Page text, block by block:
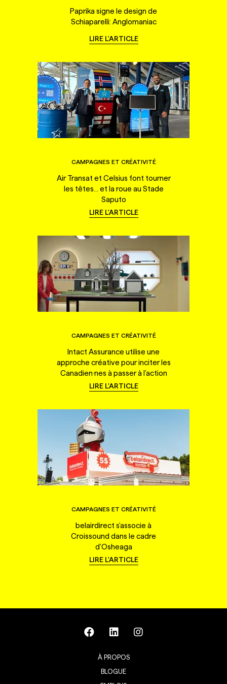
Paprika signe le design de
Schiaparelli: Anglomaniac
LIRE L'ARTICLE
CAMPAGNES ET CRÉATIVITÉ
Air Transat et Celsius font tourner
les têtes... et la roue au Stade
Saputo
LIRE L'ARTICLE
CAMPAGNES ET CRÉATIVITÉ
Intact Assurance utilise une
approche créative pour inciter les
Canadien·nes à passer à l'action
LIRE L'ARTICLE
CAMPAGNES ET CRÉATIVITÉ
belairdirect s'associe à
Croissound dans le cadre
d'Osheaga
LIRE L'ARTICLE
À PROPOS
BLOGUE